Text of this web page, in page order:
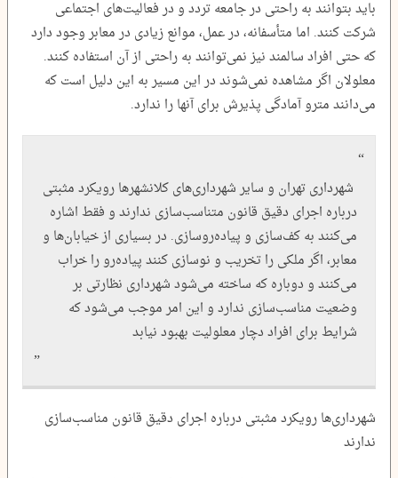
باید بتوانند به راحتی در جامعه تردد و در فعالیت‌های اجتماعی
شرکت کنند. اما متأسفانه، در عمل، موانع زیادی در معابر وجود دارد
که حتی افراد سالمند نیز نمی‌توانند به راحتی از آن استفاده کنند.
معلولان اگر مشاهده نمی‌شوند در این مسیر به این دلیل است که
می‌دانند مترو آمادگی پذیرش برای آنها را ندارد.
شهرداری تهران و سایر شهرداری‌های کلانشهرها رویکرد مثبتی
درباره اجرای دقیق قانون متناسب‌سازی ندارند و فقط اشاره
می‌کنند به کف‌سازی و پیاده‌روسازی. در بسیاری از خیابان‌ها و
معابر، اگر ملکی را تخریب و نوسازی کنند پیاده‌رو را خراب
می‌کنند و دوباره که ساخته می‌شود شهرداری نظارتی بر
وضعیت مناسب‌سازی ندارد و این امر موجب می‌شود که
شرایط برای افراد دچار معلولیت بهبود نیابد
شهرداری‌ها رویکرد مثبتی درباره اجرای دقیق قانون مناسب‌سازی
ندارند